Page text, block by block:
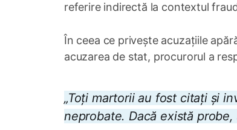
referire indirectă la contextul
În ceea ce privește acuzațiile
acuzarea de stat, procurorul a
„Toți martorii au fost citați și
neprobate. Dacă există